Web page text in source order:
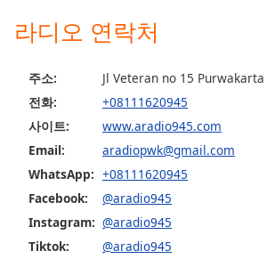
opens
settings
subtitles
off,
selected
Track
in-
라디오 연락처
주소:
Jl Veteran no 15 Purwakarta
전화:
+08111620945
사이트:
www.aradio945.com
Email:
aradiopwk@gmail.com
WhatsApp: +08111620945
Facebook:
@aradio945
Instagram: @aradio945
Tiktok:
@aradio945